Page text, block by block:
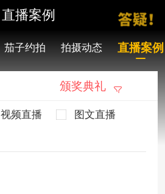
直播案例
茄子约拍 拍摄动态 直播案例
颁奖典礼
视频直播
图文直播